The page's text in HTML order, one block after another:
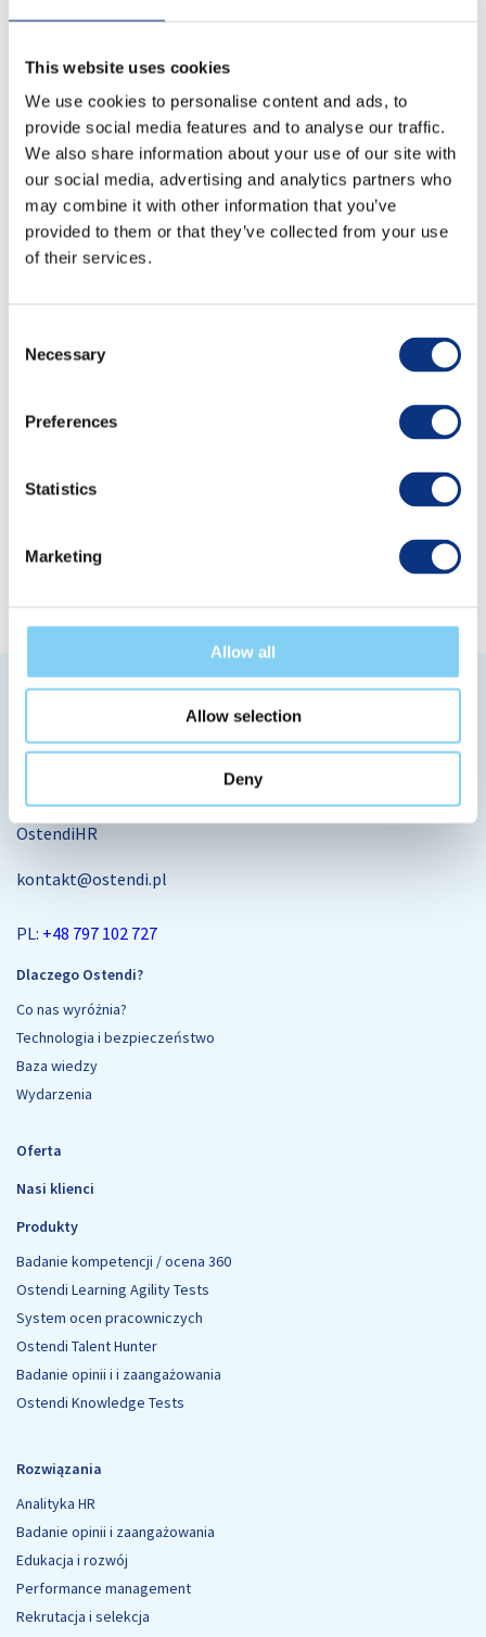
This website uses cookies
We use cookies to personalise content and ads, to
provide social media features and to analyse our traffic.
We also share information about your use of our site with
our social media, advertising and analytics partners who
may combine it with other information that you’ve
provided to them or that they’ve collected from your use
of their services.
Selection
Necessary
Preferences
Statistics
Marketing
Allow all
Allow selection
Deny
Spotkanie poprowadziBożena Roczniak,
prezeska zarządu Ostendi Global i ekspertka w
dziedzinie HR z wieloletnim doświadczeniem.
Zachęcamy do zapisów! Ilość miejsc jest
ograniczona.
przycisk.
OstendiHR
kontakt@ostendi.pl
PL: +48 797 102 727
Dlaczego Ostendi?
Co nas wyróżnia?
Technologia i bezpieczeństwo
Baza wiedzy
Wydarzenia
Oferta
Nasi klienci
Produkty
Badanie kompetencji / ocena 360
Ostendi Learning Agility Tests
System ocen pracowniczych
Ostendi Talent Hunter
Badanie opinii i i zaangażowania
Ostendi Knowledge Tests
Rozwiązania
Analityka HR
Badanie opinii i zaangażowania
Edukacja i rozwój
Performance management
Rekrutacja i selekcja